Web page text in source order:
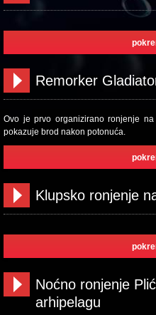
Remorker
Ovo je prvo organizirano ronjenje
pokazuje brod nakon potonuća.
Klupsko ronjenje
Noćno ronjenje
arhipelagu